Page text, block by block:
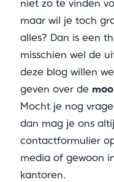
niet zo te vinden
maar wil je toch
alles? Dan is een
misschien wel de
deze blog willen
geven over de
Mocht je nog
dan mag je ons
contactformulier
media of gewoon
kantoren.